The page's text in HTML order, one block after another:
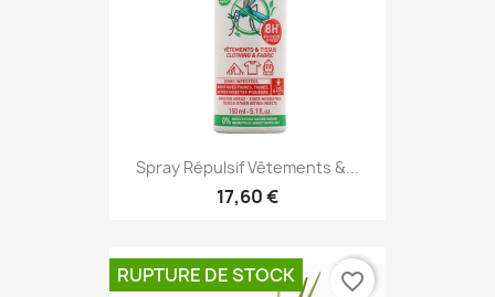
Spray Répulsif Vêtements &...
17,60 €
RUPTURE DE STOCK favorite_border